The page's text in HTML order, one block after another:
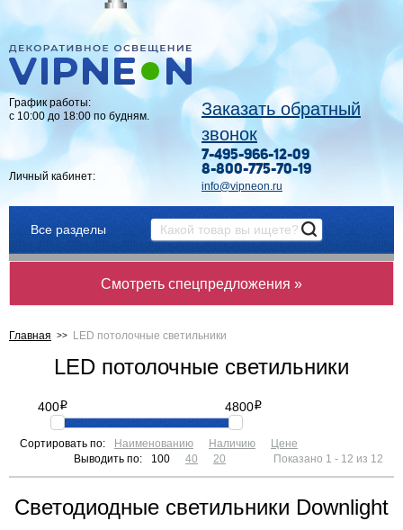
График работы:
с 10:00 до 18:00 по будням.
Личный кабинет:
Заказать обратный
звонок
7-495-966-12-09
8-800-775-70-19
info@vipneon.ru
Все разделы
Смотреть спецпредложения »
Главная LED потолочные светильники
LED потолочные светильники
400i 4800i
Сортировать по: Наименованию Наличию
Цене
Выводить по:
100 40 20 Показано 1 - 12 из 12
Светодиодные светильники Downlight